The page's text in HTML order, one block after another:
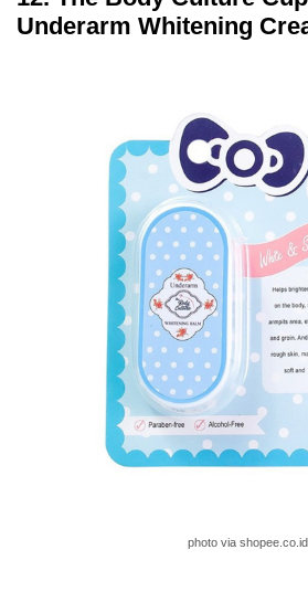
Underarm Whitening
photo via shopee.co.id